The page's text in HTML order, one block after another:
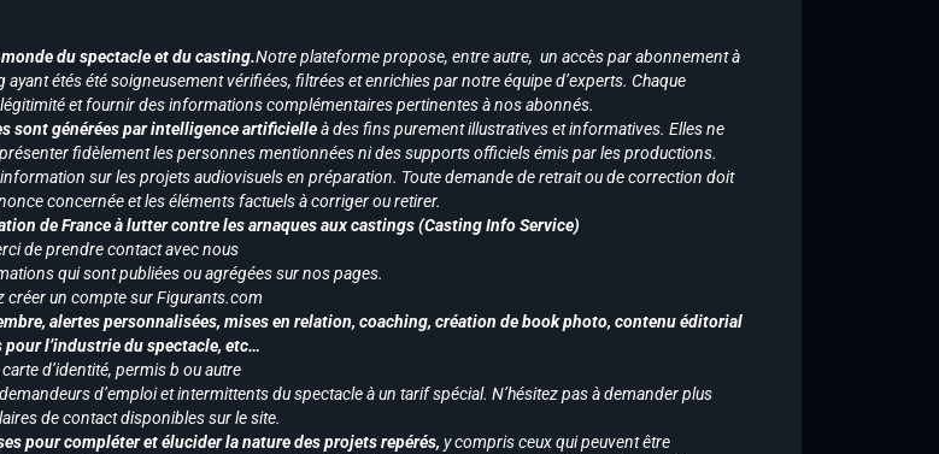
du spectacle et du casting.Notre plateforme propose, entre autre, un accès par abonnement à
étés été soigneusement vérifiées, filtrées et enrichies par notre équipe d’experts. Chaque
et fournir des informations complémentaires pertinentes à nos abonnés.
sont générées par intelligence artificielleà des fins purement illustratives et informatives. Elles ne
fidèlement les personnes mentionnées ni des supports officiels émis par les productions.
sur les projets audiovisuels en préparation. Toute demande de retrait ou de correction doit
concernée et les éléments factuels à corriger ou retirer.
de France à lutter contre les arnaques aux castings (Casting Info Service)
de prendre contact avec nous
qui sont publiées ou agrégées sur nos pages.
créer un compte sur Figurants.com
alertes personnalisées, mises en relation, coaching, création de book photo, contenu éditorial
l’industrie du spectacle, etc…
d’identité, permis b ou autre
d’emploi et intermittents du spectacle à un tarif spécial. N’hésitez pas à demander plus
de contact disponibles sur le site.
pour compléter et élucider la nature des projets repérés, y compris ceux qui peuvent être